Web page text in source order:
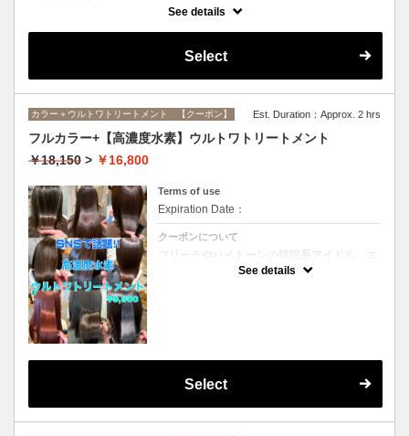
インナーカラーに必要なブリーチ、全体カラー、ブリーチ部分のオンカ
す）
See details
Select
カラー＋ウルトワトリートメント 【クーポン】 Est. Duration：Approx. 2 hrs
フルカラー+【高濃度水素】ウルトワトリートメント
￥18,150 > ￥16,800
Terms of use
Expiration Date：
クーポンについて
ブリーチやハイトーンの韓国系アイドル、エ
イジング毛にお悩みの美魔女も夢中！全ての
See details
Select